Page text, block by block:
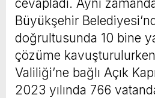
cevapladı. Aynı
Büyükşehir
doğrultusunda 10 bine
çözüme
Valiliği’ne bağlı Açık
2023 yılında 766